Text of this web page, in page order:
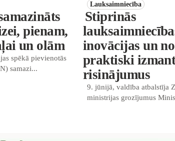
pienam,
un olām
spēkā pievienotās
samazi...
Lauksaimniecība
Stiprinās
inovācijas un
praktiski
risinājumus
9. jūnijā, valdība atbalstīja
ministrijas grozījumus